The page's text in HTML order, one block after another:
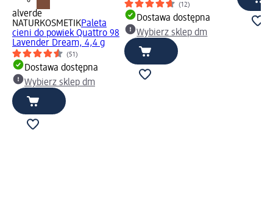
alverde
NATURKOSMETIKPaleta
cieni do powiek Quattro 98
Lavender Dream, 4,4 g
(51)
Dostawa dostępna
Wybierz sklep dm
(12)
Dostawa dostępna
Wybierz sklep dm